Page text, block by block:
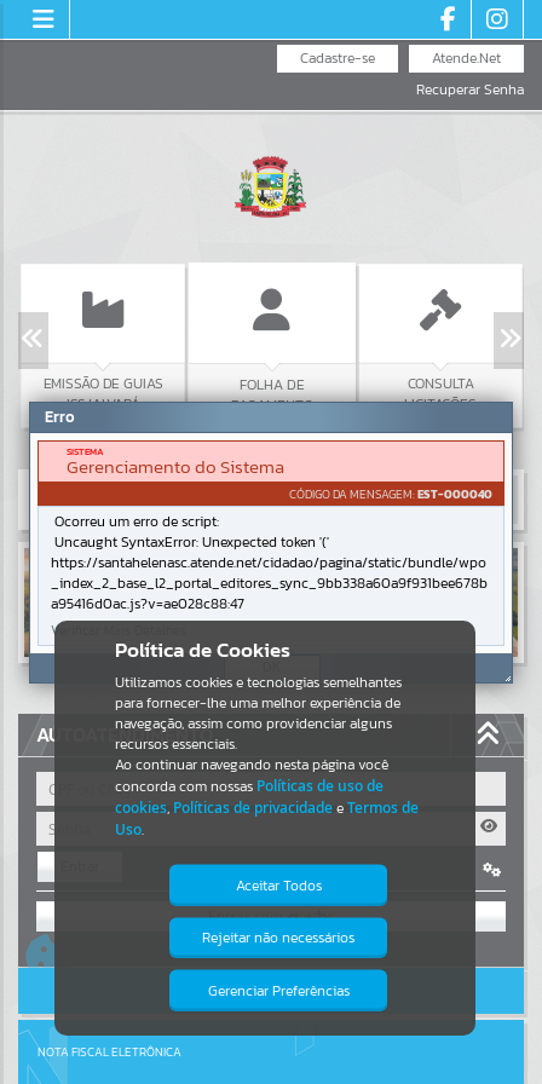
Atende.Net
Cadastre-se
Recuperar Senha
EMISSÃO DE GUIAS
ISS/ALVARÁ
FOLHA DE
PAGAMENTO
CONSULTA
LICITAÇÕES
Resultados para""
Portais
Por favor, aguarde...
NOTÍCIAS
Por favor, aguarde...
Por favor, aguarde...
Por favor, aguarde...
AUTOATENDIMENTO
OU
Cadastre-se|Recuperar Senha
ACESSAR SEM LOGIN
NOTA FISCAL ELETRÔNICA
Política de Cookies
Utilizamos cookies e tecnologias semelhantes
para fornecer-lhe uma melhor experiência de
navegação, assim como providenciar alguns
recursos essenciais.
Ao continuar navegando nesta página você
concorda com nossas Políticas de uso de
cookies, Políticas de privacidadeeTermos de
Uso.
Aceitar Todos
Rejeitar não necessários
Gerenciar Preferências
Isto significa que diversos recursos
providenciados poderão não estar
Erro
SISTEMA
Gerenciamento do Sistema
CÓDIGO DA MENSAGEM:EST-000040
Ocorreu um erro de script:
Uncaught SyntaxError: Unexpected token '('
https://santahelenasc.atende.net/cidadao/pagina/static/bundle/wpo
_index_2_base_l2_portal_editores_sync_9bb338a60a9f931bee678b
a95416d0ac.js?v=ae028c88:47
Verificar Mais Detalhes